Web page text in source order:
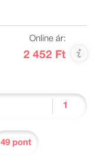
Online ár:
2 452 Ft
49 pont